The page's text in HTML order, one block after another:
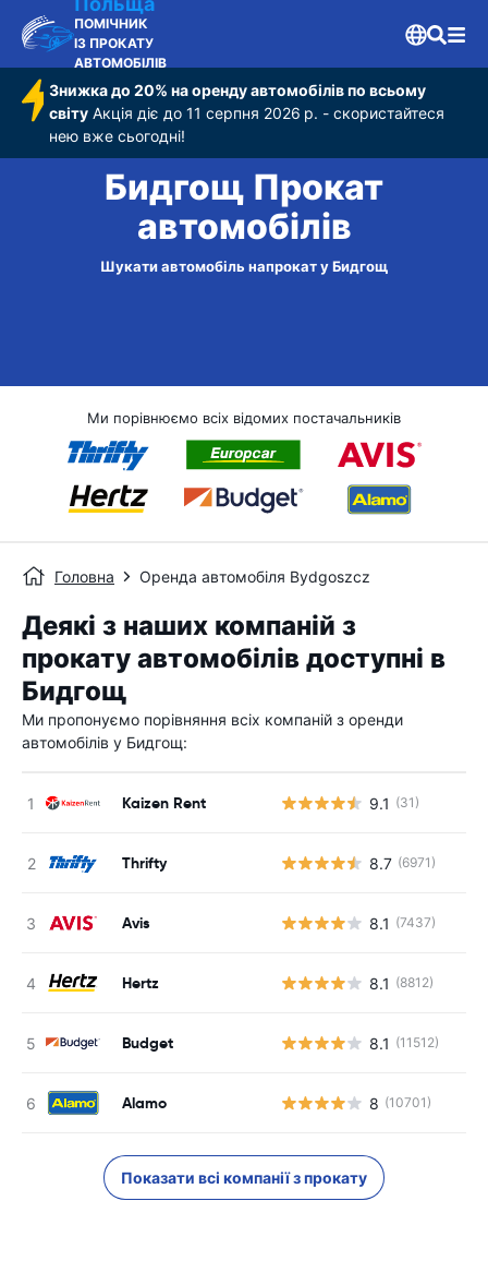
ПОМІЧНИК
ІЗ ПРОКАТУ
АВТОМОБІЛІВ
Знижка до 20% на оренду автомобілів по всьому
світу Акція діє до 11 серпня 2026 р. - скористайтеся
нею вже сьогодні!
Бидгощ Прокат
автомобілів
Шукати автомобіль напрокат у Бидгощ
Ми порівнюємо всіх відомих постачальників
Головна Оренда автомобіля Bydgoszcz
Деякі з наших компаній з
прокату автомобілів доступні в
Бидгощ
Ми пропонуємо порівняння всіх компаній з оренди
автомобілів у Бидгощ:
Kaizen Rent 9.1 (31)
Thrifty 8.7 (6971)
Avis 8.1 (7437)
Hertz 8.1 (8812)
Budget 8.1 (11512)
Alamo 8 (10701)
Показати всі компанії з прокату